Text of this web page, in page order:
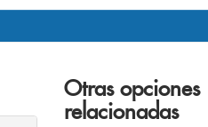
Otras opciones
relacionadas